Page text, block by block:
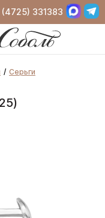
(4725) 331383
Серьги